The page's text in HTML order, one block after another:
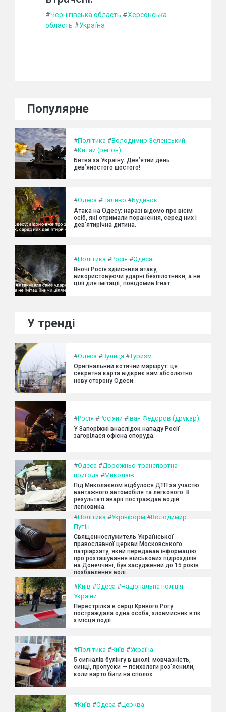
#Чернігівська область #Херсонська
область #Україна
Популярне
#Політика #Володимир Зеленський
#Китай (регіон)
Битва за Україну. Дев’ятий день
дев’яностого шостого!
#Одеса #Паливо #Будинок
Атака на Одесу: наразі відомо про вісім
осіб, які отримали поранення, серед них і
дев'ятирічна дитина.
#Політика #Росія #Одеса
Вночі Росія здійснила атаку,
використовуючи ударні безпілотники, а не
цілі для імітації, повідомив Ігнат.
У тренді
#Одеса #Вулиця #Туризм
Оригінальний котячий маршрут: ця
секретна карта відкриє вам абсолютно
нову сторону Одеси.
#Росія #Росіяни #Іван Федоров (друкар)
У Запоріжжі внаслідок нападу Росії
загорілася офісна споруда.
#Одеса #Дорожньо-транспортна
пригода #Миколаїв
Під Миколаєвом відбулося ДТП за участю
вантажного автомобіля та легкового. В
результаті аварії постраждав водій
легковика.
#Політика #Укрінформ #Володимир
Путін
Священнослужитель Української
православної церкви Московського
патріархату, який передавав інформацію
про розташування військових підрозділів
на Донеччині, був засуджений до 15 років
позбавлення волі.
#Київ #Одеса #Національна поліція
України
Перестрілка в серці Кривого Рогу:
постраждала одна особа, зловмисник втік
з місця події.
#Політика #Київ #Україна
5 сигналів булінгу в школі: мовчазність,
синці, пропуски — психологи роз’яснили,
коли варто бити на сполох.
#Київ #Одеса #Церква